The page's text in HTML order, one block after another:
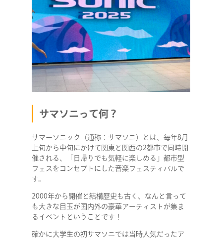
サマソニって何？
サマーソニック（通称：サマソニ）とは、毎年8月
上旬から中旬にかけて関東と関西の2都市で同時開
催される、「日帰りでも気軽に楽しめる」都市型
フェスをコンセプトにした音楽フェスティバルで
す。
2000年から開催と結構歴史も古く、なんと言って
も大きな目玉が国内外の豪華アーティストが集ま
るイベントということです！
確かに大学生の初サマソニでは当時人気だったア